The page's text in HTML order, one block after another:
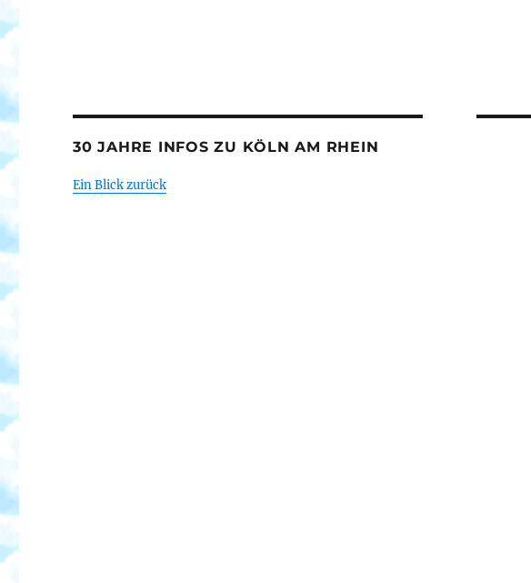
30 JAHRE INFOS ZU KÖLN AM RHEIN
Ein Blick zurück